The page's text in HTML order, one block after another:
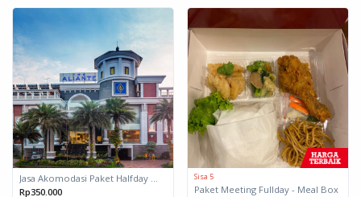
Jasa Akomodasi Paket Halfday Hotel Kota Malang
Rp350.000
Sisa 5
Paket Meeting Fullday - Meal Box